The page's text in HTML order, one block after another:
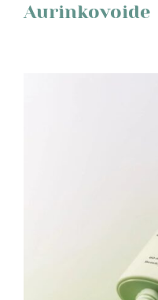
Aurinkovoide